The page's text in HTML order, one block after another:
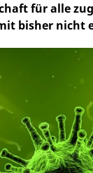
für alle
bisher nicht